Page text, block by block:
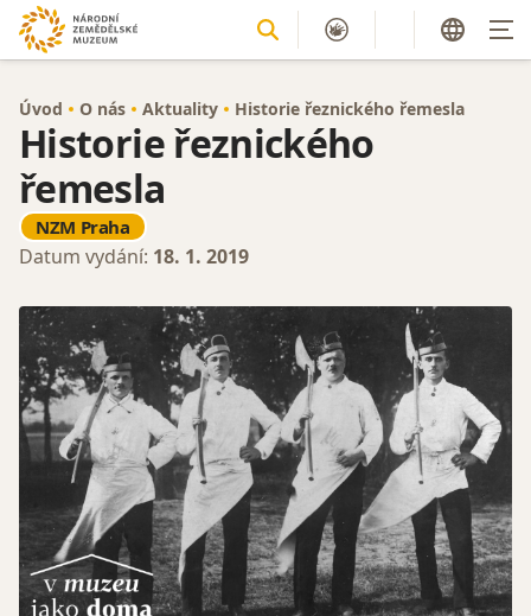
Úvod O nás Aktuality Historie řeznického řemesla
Historie řeznického
řemesla
NZM Praha
Datum vydání: 18. 1. 2019